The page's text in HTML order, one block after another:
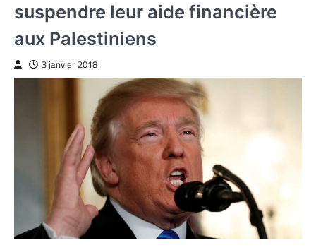
suspendre leur aide financière
aux Palestiniens
3 janvier 2018